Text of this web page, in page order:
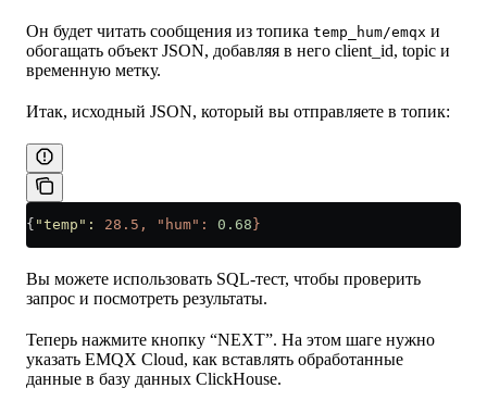
Он будет читать сообщения из топика temp_hum/emqx и
обогащать объект JSON, добавляя в него client_id, topic и
временную метку.
Итак, исходный JSON, который вы отправляете в топик:
{ "temp" : 28.5, "hum": 0.68 }
Вы можете использовать SQL-тест, чтобы проверить
запрос и посмотреть результаты.
Теперь нажмите кнопку “NEXT”. На этом шаге нужно
указать EMQX Cloud, как вставлять обработанные
данные в базу данных ClickHouse.